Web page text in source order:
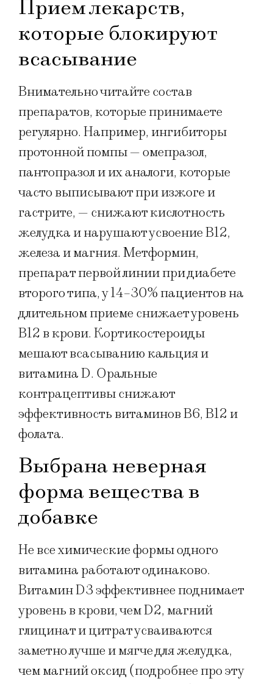
Прием лекарств,
которые блокируют
всасывание
Внимательно читайте состав
препаратов, которые принимаете
регулярно. Например, ингибиторы
протонной помпы — омепразол,
пантопразол и их аналоги, которые
часто выписывают при изжоге и
гастрите, — снижают кислотность
желудка и нарушают усвоение B12,
железа и магния. Метформин,
препарат первой линии при диабете
второго типа, у 14–30% пациентов на
длительном приеме снижает уровень
B12 в крови. Кортикостероиды
мешают всасыванию кальция и
витамина D. Оральные
контрацептивы снижают
эффективность витаминов B6, B12 и
фолата.
Выбрана неверная
форма вещества в
добавке
Не все химические формы одного
витамина работают одинаково.
Витамин D3 эффективнее поднимает
уровень в крови, чем D2, магний
глицинат и цитрат усваиваются
заметно лучше и мягче для желудка,
чем магний оксид (подробнее про эту